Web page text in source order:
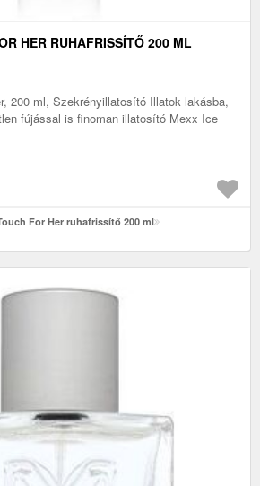
HER RUHAFRISSÍTŐ 200 ML
200 ml, Szekrényillatosító Illatok lakásba,
fújással is finoman illatosító Mexx Ice
For Her ruhafrissítő 200 ml